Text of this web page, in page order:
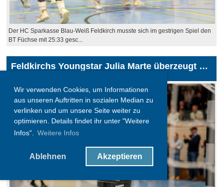
Wir verwenden Cookies, um Informationen
aus unseren Auftritten in sozialen Median zu
verlinken und um unsere Seite weiter zu
optimieren. Details findet ihr unter "Weitere
Infos". Weitere Infos
Ablehnen Akzeptieren
Der HC Sparkasse Blau-Weiß Feldkirch musste sich im gestrigen Spiel den
BT Füchse mit 25:33 gesc...
Feldkirchs Youngstar Julia Marte überzeugt mit nur 17 Jahren in der 1. Bundesliga